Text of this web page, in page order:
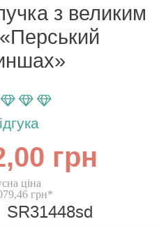
з великим
оценки:
грн
ціна
грн*
SR31448sd